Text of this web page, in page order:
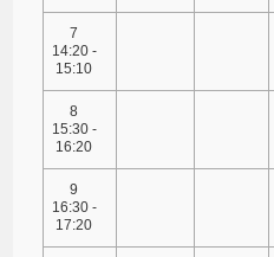
7
14:20 -
15:10
8
15:30 -
16:20
9
16:30 -
17:20